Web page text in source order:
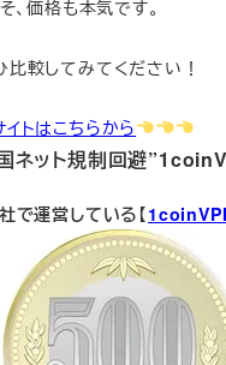
、価格も本気です。
比較してみてください！
トはこちらから
ネット規制回避
で運営している【